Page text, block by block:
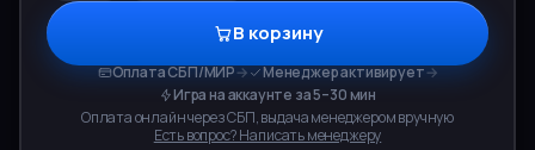
В корзину
Оплата СБП/МИР→ Менеджер активирует→
Игра на аккаунте за 5–30 мин
Оплата онлайн через СБП, выдача менеджером вручную
Есть вопрос? Написать менеджеру